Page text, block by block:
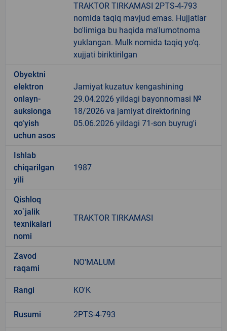
TRAKTOR TIRKAMASI 2PTS-4-793
nomida taqiq mavjud emas. Hujjatlar
bo'limiga bu haqida ma'lumotnoma
yuklangan. Mulk nomida taqiq yo‘q.
xujjati biriktirilgan
Obyektni
elektron
onlayn-
auksionga
qo‘yish
uchun asos
Jamiyat kuzatuv kengashining
29.04.2026 yildagi bayonnomasi №
18/2026 va jamiyat direktorining
05.06.2026 yildagi 71-son buyrug'i
Ishlab
chiqarilgan
yili
1987
Qishloq
xo`jalik
texnikalari
nomi
TRAKTOR TIRKAMASI
Zavod
raqami
NO'MALUM
Rangi KO'K
Rusumi 2PTS-4-793